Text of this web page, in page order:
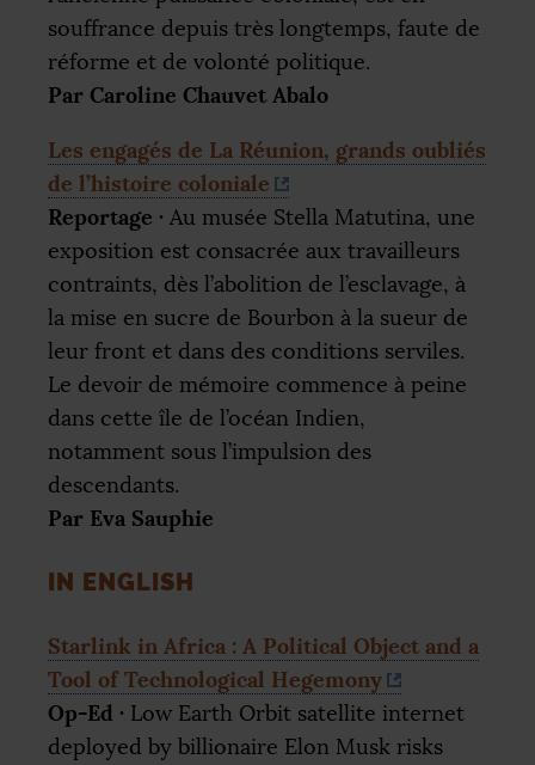
souffrance depuis très longtemps, faute de
réforme et de volonté politique.
Par Caroline Chauvet Abalo
Les engagés de La Réunion, grands oubliés
de l’histoire coloniale
Reportage · Au musée Stella Matutina, une
exposition est consacrée aux travailleurs
contraints, dès l’abolition de l’esclavage, à
la mise en sucre de Bourbon à la sueur de
leur front et dans des conditions serviles.
Le devoir de mémoire commence à peine
dans cette île de l’océan Indien,
notamment sous l’impulsion des
descendants.
Par Eva Sauphie
IN ENGLISH
Starlink in Africa : A Political Object and a
Tool of Technological Hegemony
Op-Ed · Low Earth Orbit satellite internet
deployed by billionaire Elon Musk risks